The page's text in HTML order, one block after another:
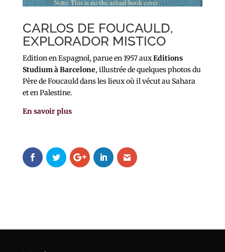
CARLOS DE FOUCAULD,
EXPLORADOR MISTICO
Edition en Espagnol, parue en 1957 auxEditions
Studium à Barcelone, illustrée de quelques photos du
Père de Foucauld dans les lieux où il vécut au Sahara
et en Palestine.
En savoir plus